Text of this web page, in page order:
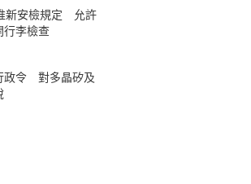
新安檢規定 允許
行李檢查
政令 對多晶矽及